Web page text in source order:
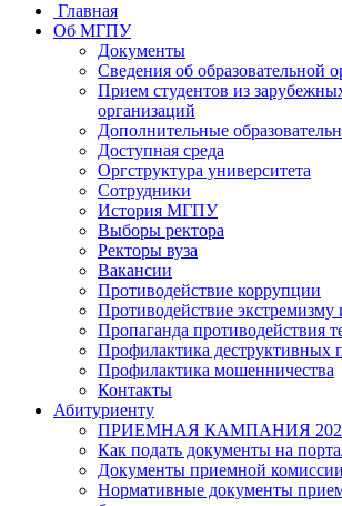
Главная
Об МГПУ
Документы
Сведения об образовательной
Прием студентов из
организаций
Дополнительные
Доступная среда
Оргструктура университета
Сотрудники
История МГПУ
Выборы ректора
Ректоры вуза
Вакансии
Противодействие коррупции
Противодействие экстремизму
Пропаганда противодействия
Профилактика деструктивных
Профилактика мошенничества
Контакты
Абитуриенту
ПРИЕМНАЯ КАМПАНИЯ
Как подать документы на
Документы приемной комиссии
Нормативные документы